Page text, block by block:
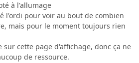
à l'allumage
l'ordi pour voir au bout de combien
mais pour le moment toujours rien
sur cette page d'affichage, donc ça ne
de ressource.